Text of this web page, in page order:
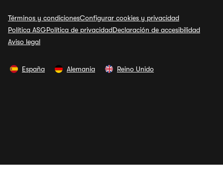
Términos y condicionesConfigurar cookies y privacidad
Política ASGPolítica de privacidadDeclaración de accesibilidad
Aviso legal
España Alemania Reino Unido